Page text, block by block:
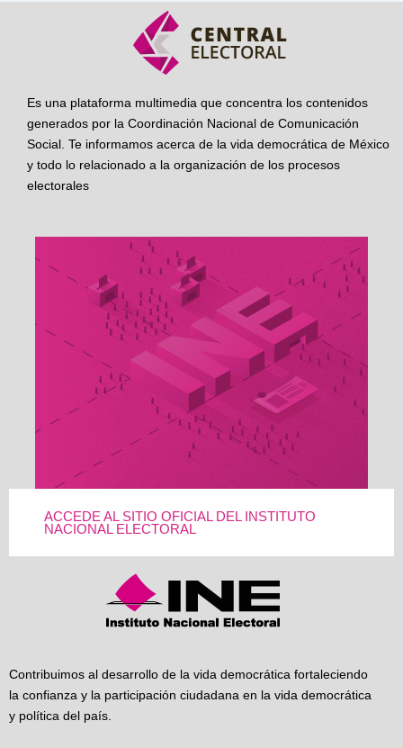
Es una plataforma multimedia que concentra los contenidos
generados por la Coordinación Nacional de Comunicación
Social. Te informamos acerca de la vida democrática de México
y todo lo relacionado a la organización de los procesos
electorales
ACCEDE AL SITIO OFICIAL DEL INSTITUTO
NACIONAL ELECTORAL
Contribuimos al desarrollo de la vida democrática fortaleciendo
la confianza y la participación ciudadana en la vida democrática
y política del país.